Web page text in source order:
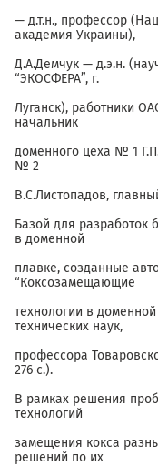
— д.т.н., профессор
академия Украины),
Д.А.Демчук — д.э.н.
“ЭКОСФЕРА”, г.
Луганск), работники
начальник
доменного цеха № 1
№ 2
В.С.Листопадов,
Базой для
в доменной
плавке, созданные
“Коксозамещающие
технологии в
технических наук,
профессора
276 с.).
В рамках решения
технологий
замещения кокса
решений по их